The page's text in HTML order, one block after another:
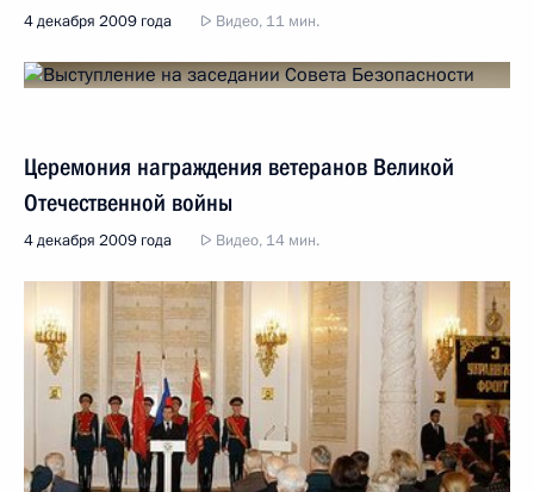
4 декабря 2009 года Видео, 11 мин.
Церемония награждения ветеранов Великой
Отечественной войны
4 декабря 2009 года Видео, 14 мин.